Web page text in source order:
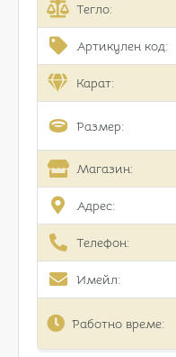
Тегло:
Артикулен код:
Карат:
Размер:
Магазин:
Адрес:
Телефон:
Имейл:
Работно време: